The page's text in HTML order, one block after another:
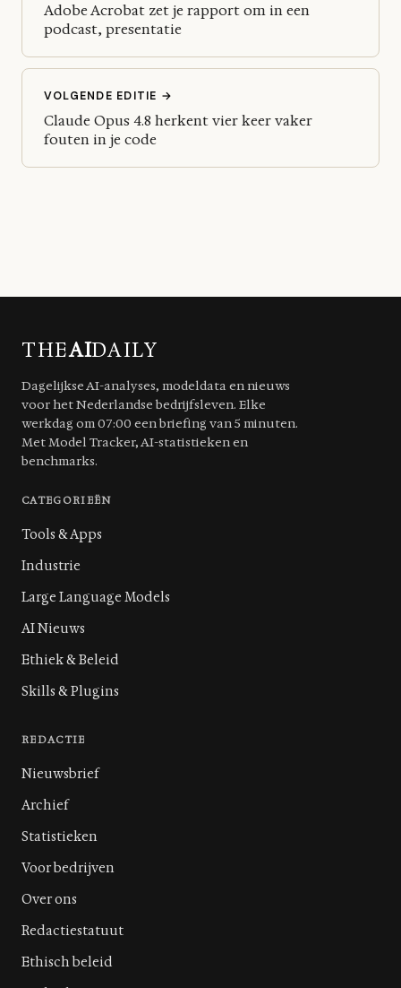
Adobe Acrobat zet je rapport om in een
podcast, presentatie
VOLGENDE EDITIE →
Claude Opus 4.8 herkent vier keer vaker
fouten in je code
THEAIDAILY
Dagelijkse AI-analyses, modeldata en nieuws
voor het Nederlandse bedrijfsleven. Elke
werkdag om 07:00 een briefing van 5 minuten.
Met Model Tracker, AI-statistieken en
benchmarks.
CATEGORIEËN
Tools & Apps
Industrie
Large Language Models
AI Nieuws
Ethiek & Beleid
Skills & Plugins
REDACTIE
Nieuwsbrief
Archief
Statistieken
Voor bedrijven
Over ons
Redactiestatuut
Ethisch beleid